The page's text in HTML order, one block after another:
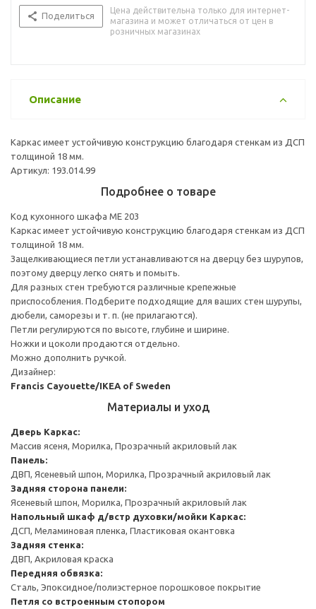
Поделиться
Цена действительна только для интернет-
магазина и может отличаться от цен в
розничных магазинах
Описание
Каркас имеет устойчивую конструкцию благодаря стенкам из ДСП
толщиной 18 мм.
Артикул: 193.014.99
Подробнее о товаре
Код кухонного шкафа ME 203
Каркас имеет устойчивую конструкцию благодаря стенкам из ДСП
толщиной 18 мм.
Защелкивающиеся петли устанавливаются на дверцу без шурупов,
поэтому дверцу легко снять и помыть.
Для разных стен требуются различные крепежные
приспособления. Подберите подходящие для ваших стен шурупы,
дюбели, саморезы и т. п. (не прилагаются).
Петли регулируются по высоте, глубине и ширине.
Ножки и цоколи продаются отдельно.
Можно дополнить ручкой.
Дизайнер:
Francis Cayouette/IKEA of Sweden
Материалы и уход
Дверь Каркас:
Массив ясеня, Морилка, Прозрачный акриловый лак
Панель:
ДВП, Ясеневый шпон, Морилка, Прозрачный акриловый лак
Задняя сторона панели:
Ясеневый шпон, Морилка, Прозрачный акриловый лак
Напольный шкаф д/встр духовки/мойки Каркас:
ДСП, Меламиновая пленка, Пластиковая окантовка
Задняя стенка:
ДВП, Акриловая краска
Передняя обвязка:
Сталь, Эпоксидное/полиэстерное порошковое покрытие
Петля со встроенным стопором